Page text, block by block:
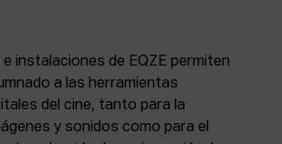
e instalaciones de EQZE permiten
a las herramientas
del cine, tanto para la
y sonidos como para el